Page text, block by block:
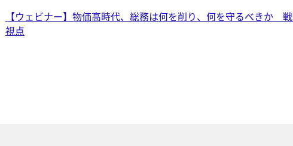
【ウェビナー】物価高時代、総務は何を削り、何を守るべきか
視点